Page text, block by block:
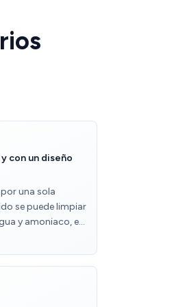
con un diseño
una sola
se puede limpiar
y amoniaco, es
muy ligera,
levantar. En
una especie de